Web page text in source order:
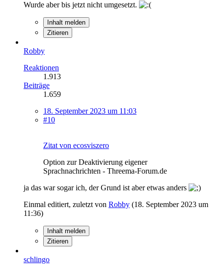
Wurde aber bis jetzt nicht umgesetzt.
Inhalt melden
Zitieren
Robby
Reaktionen
1.913
Beiträge
1.659
18. September 2023 um 11:03
#10
Zitat von ecosviszero
Option zur Deaktivierung eigener
Sprachnachrichten - Threema-Forum.de
ja das war sogar ich, der Grund ist aber etwas anders
Einmal editiert, zuletzt von Robby (18. September 2023 um
11:36)
Inhalt melden
Zitieren
schlingo